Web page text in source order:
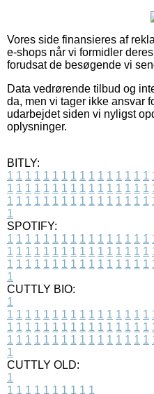
Vores side finansieres af
e-shops når vi formidler
forudsat de besøgende vi
Data vedrørende tilbud og
da, men vi tager ikke ansvar
udarbejdet siden vi nyligst
oplysninger.
BITLY:
1 1 1 1 1 1 1 1 1 1 1 1 1 1 1 1
1 1 1 1 1 1 1 1 1 1 1 1 1 1 1 1
1 1 1 1 1 1 1 1 1 1 1 1 1 1 1 1
1
SPOTIFY:
1 1 1 1 1 1 1 1 1 1 1 1 1 1 1 1
1 1 1 1 1 1 1 1 1 1 1 1 1 1 1 1
1 1 1 1 1 1 1 1 1 1 1 1 1 1 1 1
1
CUTTLY BIO:
1
1 1 1 1 1 1 1 1 1 1 1 1 1 1 1 1
1 1 1 1 1 1 1 1 1 1 1 1 1 1 1 1
1 1 1 1 1 1 1 1 1 1 1 1 1 1 1 1
1
CUTTLY OLD:
1
1 1 1 1 1 1 1 1 1 1